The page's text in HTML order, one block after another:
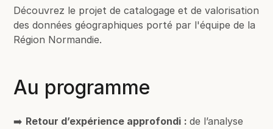
Découvrez le projet de catalogage et de valorisation
des données géographiques porté par l'équipe de la
Région Normandie.
Au programme
➡️ Retour d’expérience approfondi :de l’analyse